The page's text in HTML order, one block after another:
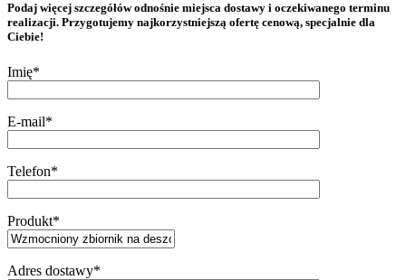
Podaj więcej szczegółów odnośnie miejsca dostawy i oczekiwanego terminu
realizacji. Przygotujemy najkorzystniejszą ofertę cenową, specjalnie dla
Ciebie!
Imię*
E-mail*
Telefon*
Produkt*
Adres dostawy*